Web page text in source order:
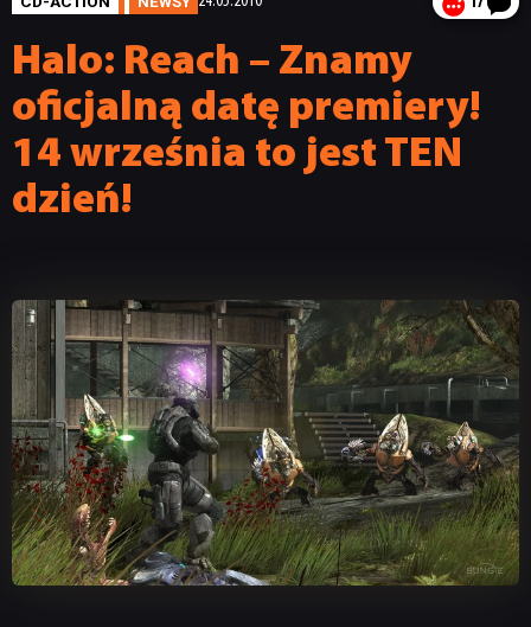
Halo: Reach – Znamy
oficjalną datę premiery!
14 września to jest TEN
dzień!